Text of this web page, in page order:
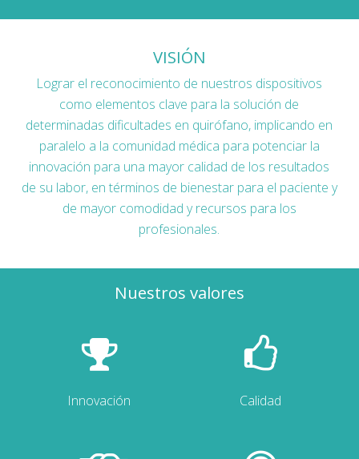
VISIÓN
Lograr el reconocimiento de nuestros dispositivos
como elementos clave para la solución de
determinadas dificultades en quirófano, implicando en
paralelo a la comunidad médica para potenciar la
innovación para una mayor calidad de los resultados
de su labor, en términos de bienestar para el paciente y
de mayor comodidad y recursos para los
profesionales.
Nuestros valores
Innovación Calidad